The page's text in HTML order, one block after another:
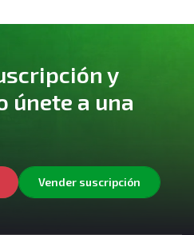
y
únete a una
Vender suscripción